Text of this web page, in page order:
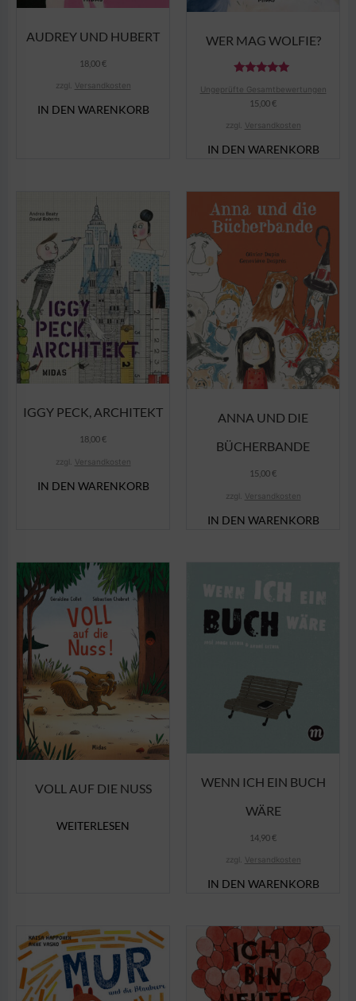
AUDREY UND HUBERT
18,00€
zzgl. Versandkosten
IN DEN WARENKORB
WER MAG WOLFIE?
mit
5.00
Ungeprüfte Gesamtbewertungen
15,00€
zzgl. Versandkosten
IN DEN WARENKORB
IGGY PECK, ARCHITEKT
18,00€
zzgl. Versandkosten
IN DEN WARENKORB
ANNA UND DIE
BÜCHERBANDE
15,00€
zzgl. Versandkosten
IN DEN WARENKORB
VOLL AUF DIE NUSS
WEITERLESEN
WENN ICH EIN BUCH
WÄRE
14,90€
zzgl. Versandkosten
IN DEN WARENKORB